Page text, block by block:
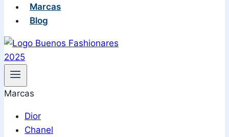
Marcas
Blog
Marcas
Dior
Chanel